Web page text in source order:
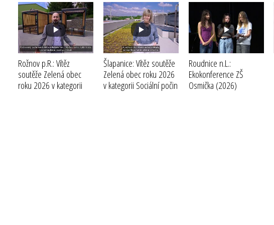
Rožnov p.R.: Vítěz
soutěže Zelená obec
roku 2026 v kategorii
Šlapanice: Vítěz soutěže
Zelená obec roku 2026
v kategorii Sociální počin
Roudnice n.L.:
Ekokonference ZŠ
Osmička (2026)